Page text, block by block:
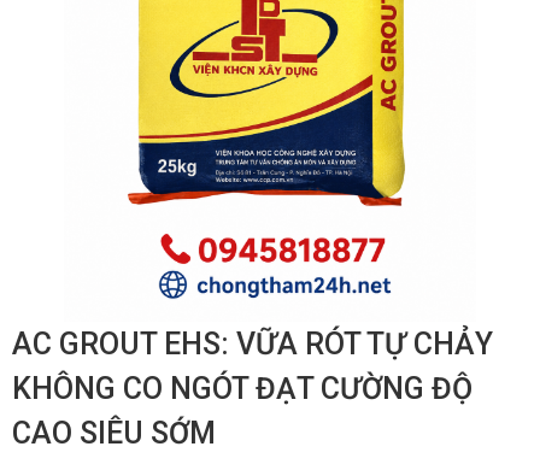
AC GROUT EHS: VỮA RÓT TỰ CHẢY
KHÔNG CO NGÓT ĐẠT CƯỜNG ĐỘ
CAO SIÊU SỚM